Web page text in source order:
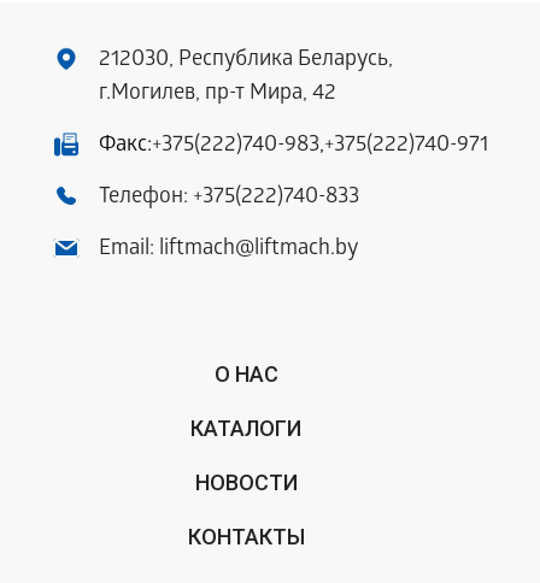
212030, Республика Беларусь,
г.Могилев, пр-т Мира, 42
Факс:+375(222)740-983,+375(222)740-971
Телефон: +375(222)740-833
Email: liftmach@liftmach.by
О НАС
КАТАЛОГИ
НОВОСТИ
КОНТАКТЫ